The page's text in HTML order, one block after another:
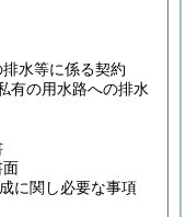
水等に係る契約
有の用水路への排水
面
に関し必要な事項